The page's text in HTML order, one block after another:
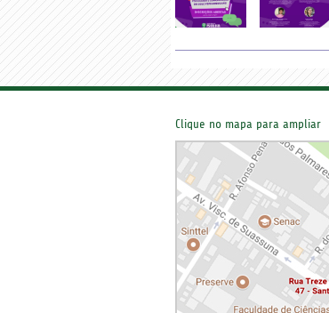
Clique no mapa para ampliar